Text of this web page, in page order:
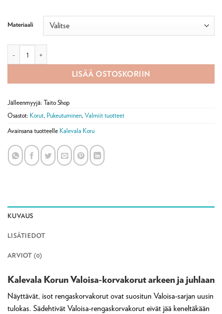
Materiaali
LISÄÄ OSTOSKORIIN
Jälleenmyyjä: Taito Shop
Osastot: Korut, Pukeutuminen, Valmiit tuotteet
Avainsana tuotteelle Kalevala Koru
KUVAUS
LISÄTIEDOT
ARVIOT (0)
Kalevala Korun Valoisa-korvakorut arkeen ja juhlaan
Näyttävät, isot rengaskorvakorut ovat suositun Valoisa-sarjan uusin
tulokas. Sädehtivät Valoisa-rengaskorvakorut eivät jää keneltäkään